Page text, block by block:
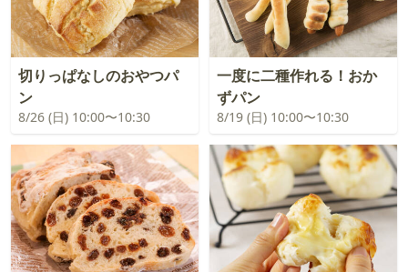
切りっぱなしのおやつパ
ン
8/26 (日) 10:00〜10:30
一度に二種作れる！おか
ずパン
8/19 (日) 10:00〜10:30